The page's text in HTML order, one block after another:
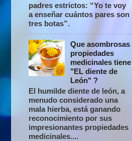
padres estrictos: “Yo te voy
a enseñar cuántos pares son
tres botas”.
Que asombrosas
propiedades
medicinales tiene
"EL diente de
León" ?
El humilde diente de león, a
menudo considerado una
mala hierba, está ganando
reconocimiento por sus
impresionantes propiedades
medicinales....